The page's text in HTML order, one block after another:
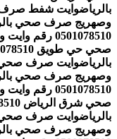
بالرياض
وصهريج صرف صحي
0501078510 رقم وايت وصهريج صرف صحي بالرياض
بالرياض
وصهريج صرف صحي
0501078510 رقم وايت وصهريج صرف صحي بالرياض
بالرياض
وصهريج صرف صحي